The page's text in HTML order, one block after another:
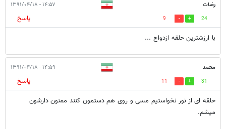
رضات ۱۴:۵۷ - ۱۳۹۱/۰۴/۱۸
24
9
پاسخ
با ارزشترین حلقه ازدواج ...
محمد ۱۴:۵۹ - ۱۳۹۱/۰۴/۱۸
31
11
پاسخ
حلقه ای از نور نخواستیم مسی و روی هم دستمون کنند ممنون دارشون
میشم.